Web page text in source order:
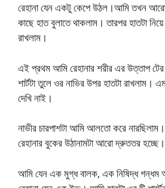
রেহানা যেন একটু কেপে উঠল।আমি তখন
কাছে হাত বুলাতে থাকলাম। তারপর হাতটা
রাখলাম।
এই প্রথম আমি রেহানার শরীর এর উত্তাপ
শার্টটা তুলে ওর নাভির উপর হাতটা রাখলাম।
দেখি নাই।
নাভীর চারপাশটা আমি আলতো করে
রেহানার বুকের উঠানামটা আরো দ্রুততর হচ্ছে।
আমি যেন এক মুগ্ধ বালক, এক নিষিদ্ধ